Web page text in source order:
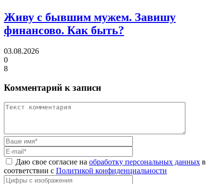
Живу с бывшим мужем. Завишу
финансово. Как быть?
03.08.2026
0
8
Комментарий к записи
Даю свое согласие на обработку персональных данных в
соответствии с Политикой конфиденциальности